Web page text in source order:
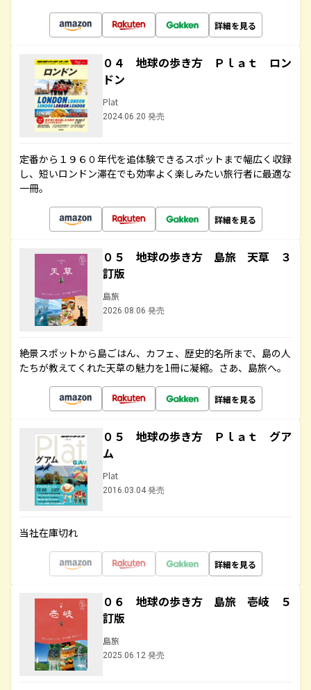
詳細を見る
０４ 地球の歩き方 Ｐｌａｔ ロン
ドン
Plat
2024.06.20 発売
定番から１９６０年代を追体験できるスポットまで幅広く収録
し、短いロンドン滞在でも効率よく楽しみたい旅行者に最適な
一冊。
詳細を見る
０５ 地球の歩き方 島旅 天草 ３
訂版
島旅
2026.08.06 発売
絶景スポットから島ごはん、カフェ、歴史的名所まで、島の人
たちが教えてくれた天草の魅力を1冊に凝縮。さあ、島旅へ。
詳細を見る
０５ 地球の歩き方 Ｐｌａｔ グア
ム
Plat
2016.03.04 発売
当社在庫切れ
詳細を見る
０６ 地球の歩き方 島旅 壱岐 ５
訂版
島旅
2025.06.12 発売